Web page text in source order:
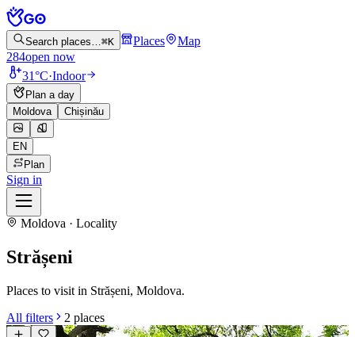
Search places…⌘K Places
Map
284open now
31°C·Indoor
Plan a day
Moldova
Chișinău
EN
Plan
Sign in
Moldova · Locality
Strășeni
Places to visit in Strășeni, Moldova.
All filters
2 places